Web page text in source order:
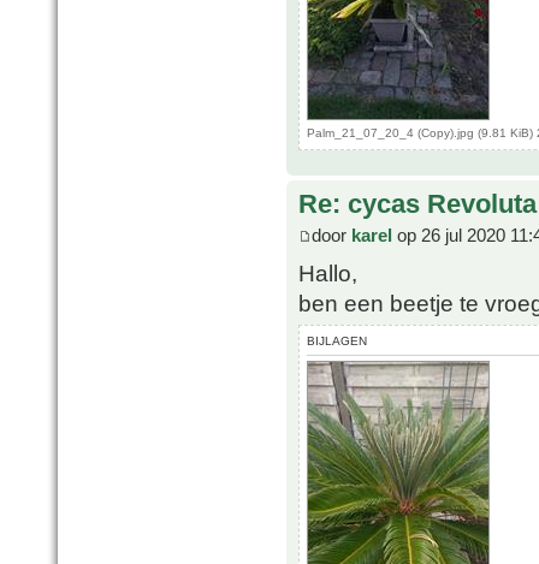
Palm_21_07_20_4 (Copy).jpg (9.81 KiB)
Re: cycas Revoluta
door karel op 26 jul 2020
Hallo,
ben een beetje te
BIJLAGEN